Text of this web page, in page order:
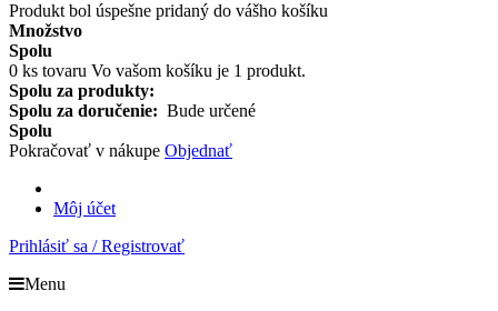
Produkt bol úspešne pridaný do vášho košíku
Množstvo
Spolu
0 ks tovaru Vo vašom košíku je 1 produkt.
Spolu za produkty:
Spolu za doručenie: Bude určené
Spolu
Pokračovať v nákupe Objednať
Môj účet
Prihlásiť sa / Registrovať
Menu